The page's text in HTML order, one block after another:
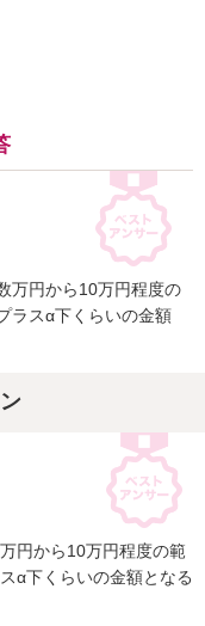
万円から10万円程度の
ラスα下くらいの金額
円から10万円程度の範
α下くらいの金額となる